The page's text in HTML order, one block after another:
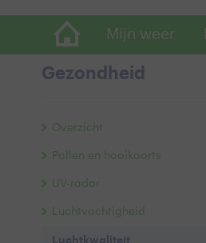
Mijn weer
Gezondheid
Overzicht
Pollen en hooikoorts
UV-radar
Luchtvochtigheid
Luchtkwaliteit